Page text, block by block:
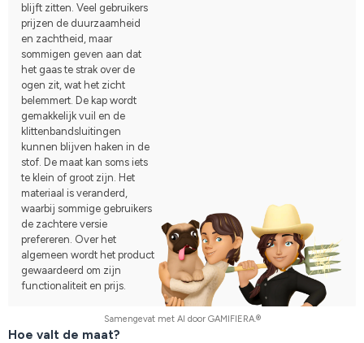
blijft zitten. Veel gebruikers
prijzen de duurzaamheid
en zachtheid, maar
sommigen geven aan dat
het gaas te strak over de
ogen zit, wat het zicht
belemmert. De kap wordt
gemakkelijk vuil en de
klittenbandsluitingen
kunnen blijven haken in de
stof. De maat kan soms iets
te klein of groot zijn. Het
materiaal is veranderd,
waarbij sommige gebruikers
de zachtere versie
prefereren. Over het
algemeen wordt het product
gewaardeerd om zijn
functionaliteit en prijs.
Samengevat met AI door GAMIFIERA.®
Hoe valt de maat?